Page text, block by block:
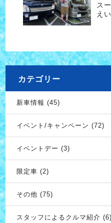
ス
え
カテゴリー
新車情報 (45)
イベント/キャンペーン (72)
イベントデー (3)
限定車 (2)
その他 (75)
スタッフによるクルマ紹介 (6)